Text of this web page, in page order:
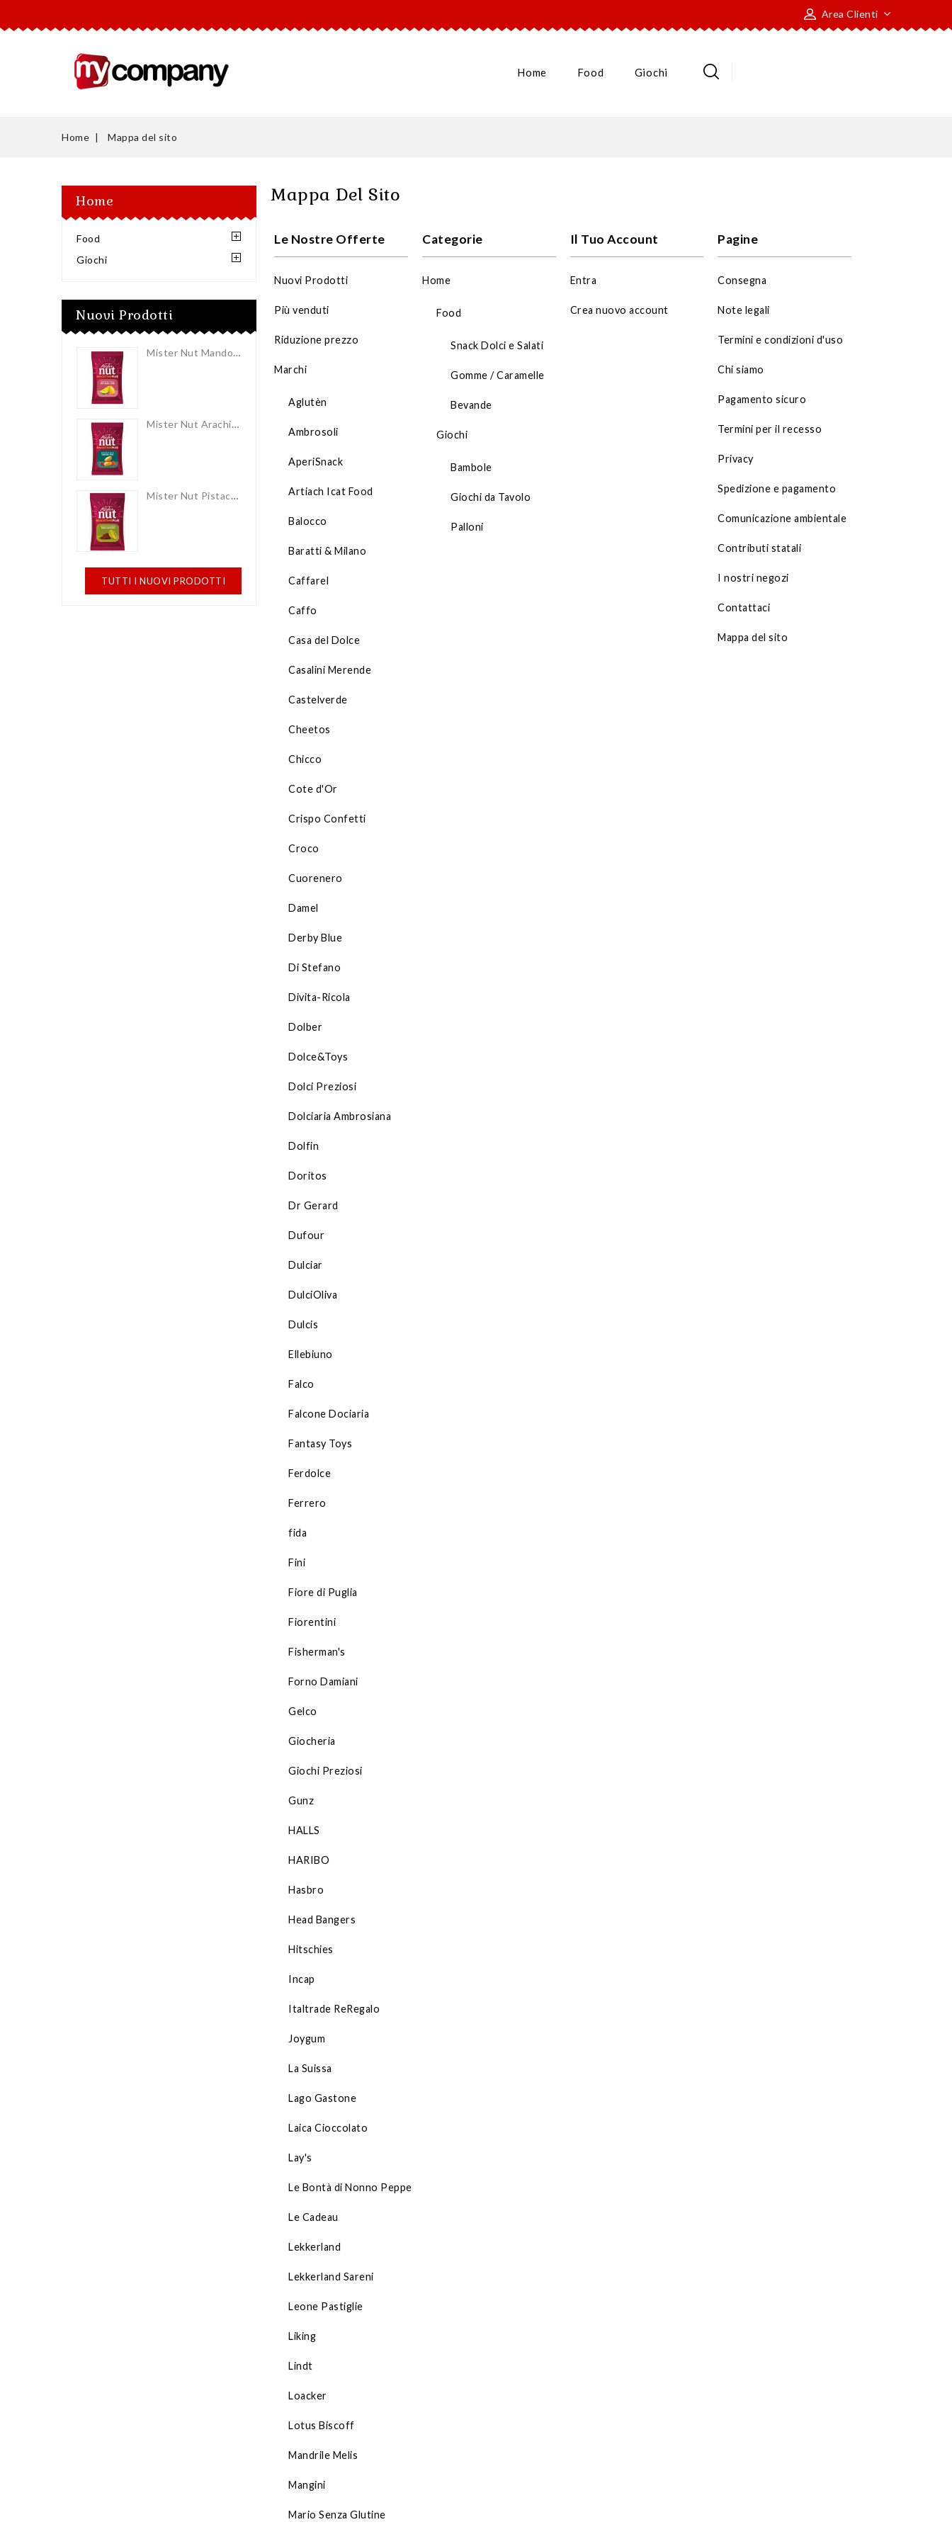
Area Clienti
Home Food Giochi
Home Mappa del sito
Home
Food
Giochi
Nuovi Prodotti
Mister Nut Mandorle Tostate Pepe Rosa E Lime 30gr X 12pz
Mister Nut Arachidi Al Gusto Tropical Spice 30gr X 12pz
Mister Nut Pistacchio Al Gusto Dubai Chocolate 25gr X 12pz
TUTTI I NUOVI PRODOTTI
Mappa Del Sito
Le Nostre Offerte
Nuovi Prodotti
Più venduti
Riduzione prezzo
Marchi
Aglutèn
Ambrosoli
AperiSnack
Artiach Icat Food
Balocco
Baratti & Milano
Caffarel
Caffo
Casa del Dolce
Casalini Merende
Castelverde
Cheetos
Chicco
Cote d'Or
Crispo Confetti
Croco
Cuorenero
Damel
Derby Blue
Di Stefano
Divita-Ricola
Dolber
Dolce&Toys
Dolci Preziosi
Dolciaria Ambrosiana
Dolfin
Doritos
Dr Gerard
Dufour
Dulciar
DulciOliva
Dulcis
Ellebiuno
Falco
Falcone Dociaria
Fantasy Toys
Ferdolce
Ferrero
fida
Fini
Fiore di Puglia
Fiorentini
Fisherman's
Forno Damiani
Gelco
Giocheria
Giochi Preziosi
Gunz
HALLS
HARIBO
Hasbro
Head Bangers
Hitschies
Incap
Italtrade ReRegalo
Joygum
La Suissa
Lago Gastone
Laica Cioccolato
Lay's
Le Bontà di Nonno Peppe
Le Cadeau
Lekkerland
Lekkerland Sareni
Leone Pastiglie
Liking
Lindt
Loacker
Lotus Biscoff
Mandrile Melis
Mangini
Mario Senza Glutine
Categorie
Home
Food
Snack Dolci e Salati
Gomme / Caramelle
Bevande
Giochi
Bambole
Giochi da Tavolo
Palloni
Il Tuo Account
Entra
Crea nuovo account
Pagine
Consegna
Note legali
Termini e condizioni d'uso
Chi siamo
Pagamento sicuro
Termini per il recesso
Privacy
Spedizione e pagamento
Comunicazione ambientale
Contributi statali
I nostri negozi
Contattaci
Mappa del sito